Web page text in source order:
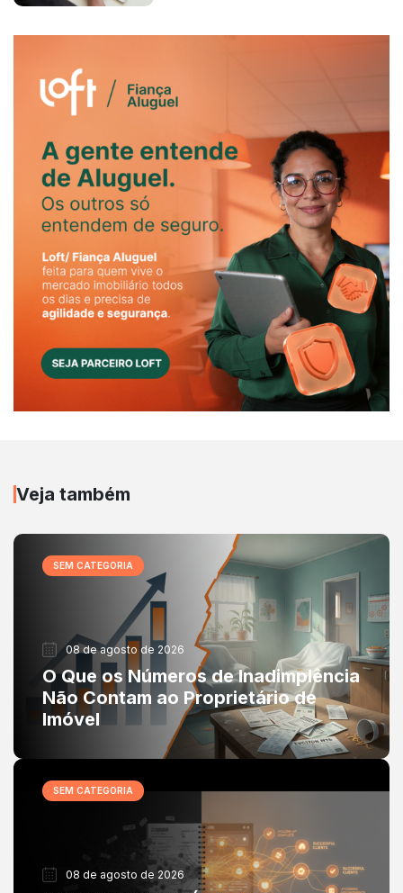
Veja também
SEM CATEGORIA
08 de agosto de 2026
O Que os Números de Inadimplência
Não Contam ao Proprietário de
Imóvel
SEM CATEGORIA
08 de agosto de 2026